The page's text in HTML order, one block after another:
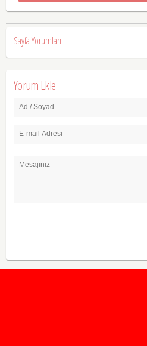
Sayfa Yorumları
Yorum Ekle
Ad / Soyad
E-mail Adresi
Mesajınız